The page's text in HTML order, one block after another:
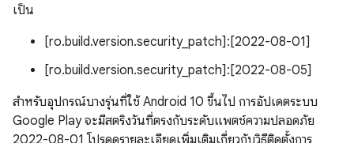
เป็น
[ro.build.version.security_patch]:[2022-08-01]
[ro.build.version.security_patch]:[2022-08-05]
สำหรับอุปกรณ์บางรุ่นที่ใช้ Android 10 ขึ้นไป การอัปเดตระบบ
Google Play จะมีสตริงวันที่ตรงกับระดับแพตช์ความปลอดภัย
2022-08-01 โปรดดูรายละเอียดเพิ่มเติมเกี่ยวกับวิธีติดตั้งการ